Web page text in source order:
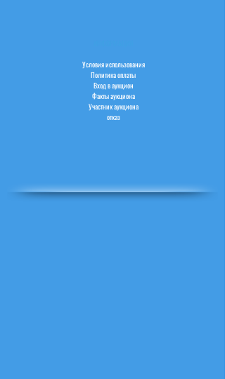
Условия использования
Политика оплаты
Вход в аукцион
Факты аукциона
Участник аукциона
отказ